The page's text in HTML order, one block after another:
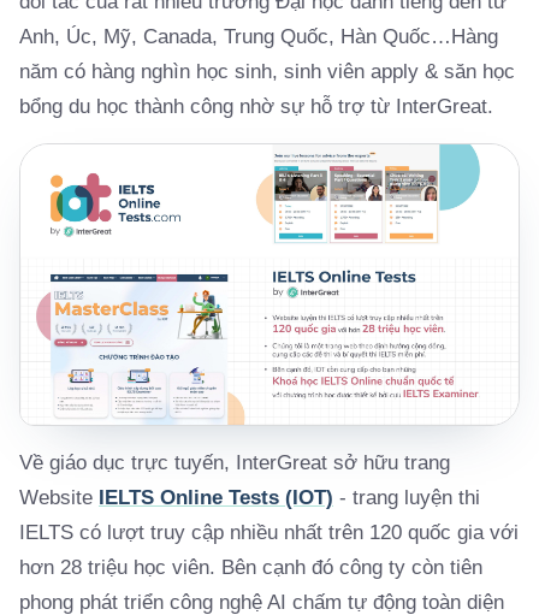
Anh, Úc, Mỹ, Canada, Trung Quốc, Hàn Quốc…Hàng
năm có hàng nghìn học sinh, sinh viên apply & săn học
bổng du học thành công nhờ sự hỗ trợ từ InterGreat.
Về giáo dục trực tuyến, InterGreat sở hữu trang
Website IELTS Online Tests (IOT) - trang luyện thi
IELTS có lượt truy cập nhiều nhất trên 120 quốc gia với
hơn 28 triệu học viên. Bên cạnh đó công ty còn tiên
phong phát triển công nghệ AI chấm tự động toàn diện